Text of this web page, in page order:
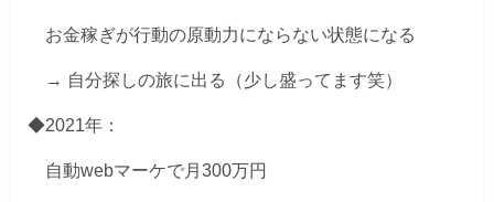
お金稼ぎが行動の原動力にならない状態になる
→ 自分探しの旅に出る（少し盛ってます笑）
◆2021年：
自動webマーケで月300万円